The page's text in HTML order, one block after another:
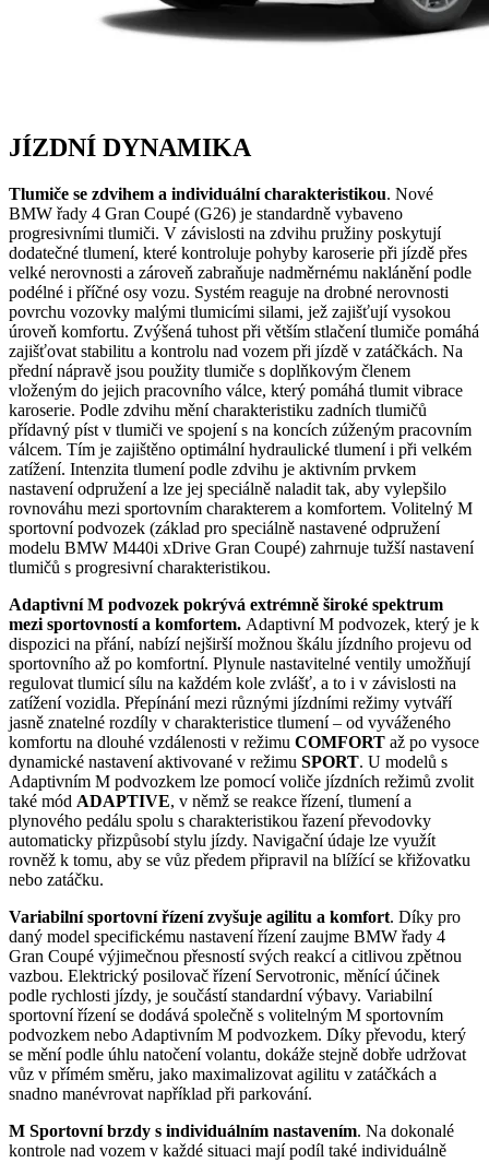
JÍZDNÍ DYNAMIKA
Tlumiče se zdvihem a individuální charakteristikou. Nové
BMW řady 4 Gran Coupé (G26) je standardně vybaveno
progresivními tlumiči. V závislosti na zdvihu pružiny poskytují
dodatečné tlumení, které kontroluje pohyby karoserie při jízdě přes
velké nerovnosti a zároveň zabraňuje nadměrnému naklánění podle
podélné i příčné osy vozu. Systém reaguje na drobné nerovnosti
povrchu vozovky malými tlumicími silami, jež zajišťují vysokou
úroveň komfortu. Zvýšená tuhost při větším stlačení tlumiče pomáhá
zajišťovat stabilitu a kontrolu nad vozem při jízdě v zatáčkách. Na
přední nápravě jsou použity tlumiče s doplňkovým členem
vloženým do jejich pracovního válce, který pomáhá tlumit vibrace
karoserie. Podle zdvihu mění charakteristiku zadních tlumičů
přídavný píst v tlumiči ve spojení s na koncích zúženým pracovním
válcem. Tím je zajištěno optimální hydraulické tlumení i při velkém
zatížení. Intenzita tlumení podle zdvihu je aktivním prvkem
nastavení odpružení a lze jej speciálně naladit tak, aby vylepšilo
rovnováhu mezi sportovním charakterem a komfortem. Volitelný M
sportovní podvozek (základ pro speciálně nastavené odpružení
modelu BMW M440i xDrive Gran Coupé) zahrnuje tužší nastavení
tlumičů s progresivní charakteristikou.
Adaptivní M podvozek pokrývá extrémně široké spektrum
mezi sportovností a komfortem. Adaptivní M podvozek, který je k
dispozici na přání, nabízí nejširší možnou škálu jízdního projevu od
sportovního až po komfortní. Plynule nastavitelné ventily umožňují
regulovat tlumicí sílu na každém kole zvlášť, a to i v závislosti na
zatížení vozidla. Přepínání mezi různými jízdními režimy vytváří
jasně znatelné rozdíly v charakteristice tlumení – od vyváženého
komfortu na dlouhé vzdálenosti v režimu COMFORT až po vysoce
dynamické nastavení aktivované v režimu SPORT. U modelů s
Adaptivním M podvozkem lze pomocí voliče jízdních režimů zvolit
také mód ADAPTIVE, v němž se reakce řízení, tlumení a
plynového pedálu spolu s charakteristikou řazení převodovky
automaticky přizpůsobí stylu jízdy. Navigační údaje lze využít
rovněž k tomu, aby se vůz předem připravil na blížící se křižovatku
nebo zatáčku.
Variabilní sportovní řízení zvyšuje agilitu a komfort. Díky pro
daný model specifickému nastavení řízení zaujme BMW řady 4
Gran Coupé výjimečnou přesností svých reakcí a citlivou zpětnou
vazbou. Elektrický posilovač řízení Servotronic, měnící účinek
podle rychlosti jízdy, je součástí standardní výbavy. Variabilní
sportovní řízení se dodává společně s volitelným M sportovním
podvozkem nebo Adaptivním M podvozkem. Díky převodu, který
se mění podle úhlu natočení volantu, dokáže stejně dobře udržovat
vůz v přímém směru, jako maximalizovat agilitu v zatáčkách a
snadno manévrovat například při parkování.
M Sportovní brzdy s individuálním nastavením. Na dokonalé
kontrole nad vozem v každé situaci mají podíl také individuálně